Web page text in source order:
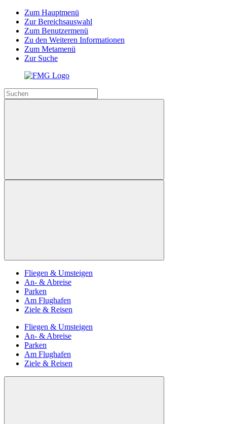
Zum Hauptmenü
Zur Bereichsauswahl
Zum Benutzermenü
Zu den Weiteren Informationen
Zum Metamenü
Zur Suche
Fliegen & Umsteigen
An- & Abreise
Parken
Am Flughafen
Ziele & Reisen
Fliegen & Umsteigen
An- & Abreise
Parken
Am Flughafen
Ziele & Reisen